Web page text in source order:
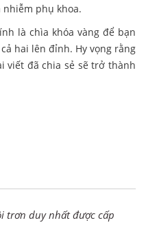
nhiễm phụ khoa.
là chìa khóa vàng để bạn
hai lên đỉnh. Hy vọng rằng
viết đã chia sẻ sẽ trở thành
trơn duy nhất được cấp